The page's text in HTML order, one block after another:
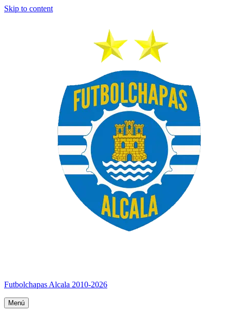
Skip to content
Futbolchapas Alcala 2010-2026
Menú